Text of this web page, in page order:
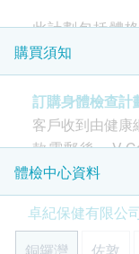
靜臥心電圖
同型半胱氨酸
血清胱抑素C
3 基本項目
基本健康評估
血壓
體質指標
身高
甲胎蛋白 (肝臟)
檢驗肝癌腫瘤的
17% off
HK$350.0
艾巴氏病毒抗體
27% off
HK$350.0
前列腺特異抗原
此計劃包括體
估、心腦血管
腫瘤風險
適合所有18歲
身計劃系列檢查
同型半胱氨酸
同半胱氨酸水
關，例如動脈粥
購買須知
訂購身體檢查計
客戶收到由健
款電郵後，V-
內，致電客戶
致電查詢或在
(電話：2785
體檢中心資料
卓紀保健有限公司